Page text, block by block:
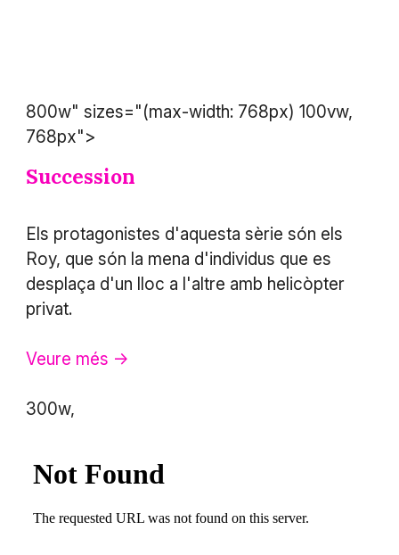
800w" sizes="(max-width: 768px) 100vw,
768px">
Succession
Els protagonistes d'aquesta sèrie són els
Roy, que són la mena d'individus que es
desplaça d'un lloc a l'altre amb helicòpter
privat.
Veure més ->
300w,